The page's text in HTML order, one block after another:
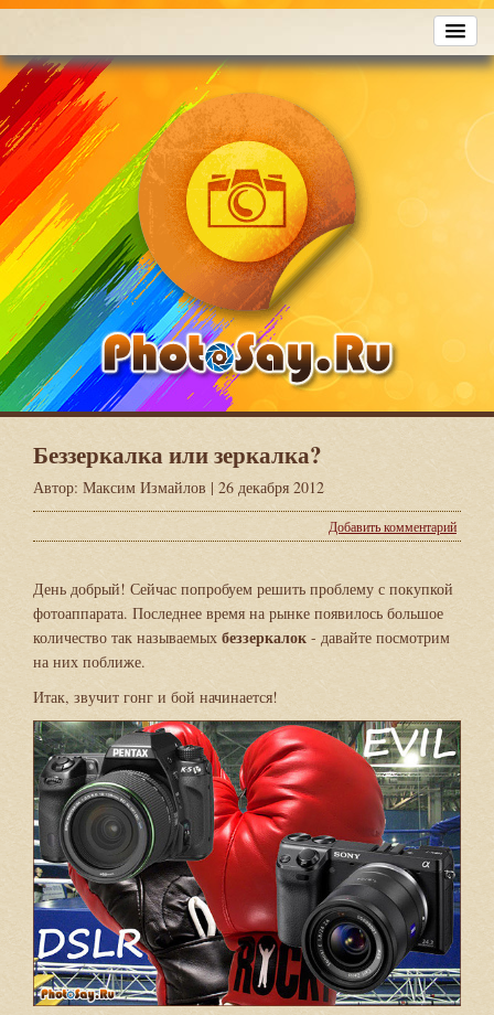
Беззеркалка или зеркалка?
Автор: Максим Измайлов | 26 декабря 2012
Добавить комментарий
День добрый! Сейчас попробуем решить проблему с покупкой
фотоаппарата. Последнее время на рынке появилось большое
количество так называемых беззеркалок - давайте посмотрим
на них поближе.
Итак, звучит гонг и бой начинается!